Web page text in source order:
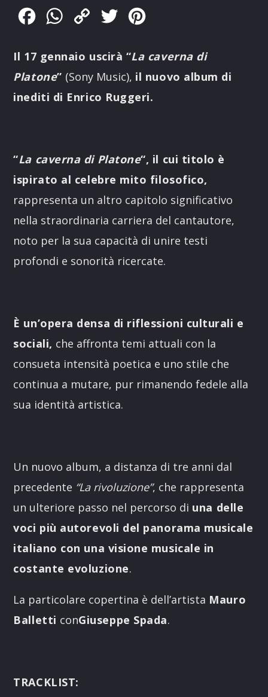
FacebookWhatsApp
Copy
Twitter
Il 17 gennaio uscirà “La caverna di
Platone” (Sony Music), il nuovo album di
inediti di Enrico Ruggeri.
“La caverna di Platone“, il cui titolo è
ispirato al celebre mito filosofico,
rappresenta un altro capitolo significativo
nella straordinaria carriera del cantautore,
noto per la sua capacità di unire testi
profondi e sonorità ricercate.
È un’opera densa di riflessioni culturali e
sociali, che affronta temi attuali con la
consueta intensità poetica e uno stile che
continua a mutare, pur rimanendo fedele alla
sua identità artistica.
Un nuovo album, a distanza di tre anni dal
precedente “La rivoluzione”, che rappresenta
un ulteriore passo nel percorso di una delle
voci più autorevoli del panorama musicale
italiano con una visione musicale in
costante evoluzione.
La particolare copertina è dell’artista Mauro
Balletti conGiuseppe Spada.
TRACKLIST: